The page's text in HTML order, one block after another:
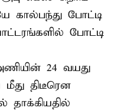
கால்பந்து போட்டி
போட்டி
24 வயது
திடீரென
தாக்கியதில்